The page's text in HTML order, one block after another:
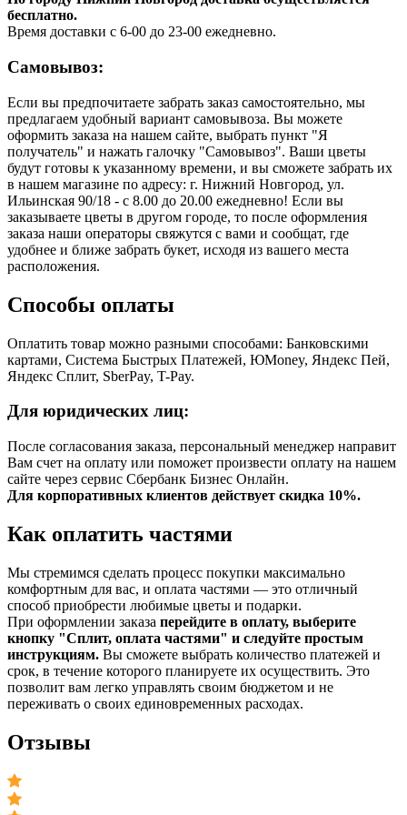
бесплатно.
Время доставки с 6-00 до 23-00 ежедневно.
Самовывоз:
Если вы предпочитаете забрать заказ самостоятельно, мы
предлагаем удобный вариант самовывоза. Вы можете
оформить заказа на нашем сайте, выбрать пункт "Я
получатель" и нажать галочку "Самовывоз". Ваши цветы
будут готовы к указанному времени, и вы сможете забрать их
в нашем магазине по адресу: г. Нижний Новгород, ул.
Ильинская 90/18 - с 8.00 до 20.00 ежедневно! Если вы
заказываете цветы в другом городе, то после оформления
заказа наши операторы свяжутся с вами и сообщат, где
удобнее и ближе забрать букет, исходя из вашего места
расположения.
Способы оплаты
Оплатить товар можно разными способами: Банковскими
картами, Система Быстрых Платежей, ЮMoney, Яндекс Пей,
Яндекс Сплит, SberPay, T-Pay.
Для юридических лиц:
После согласования заказа, персональный менеджер направит
Вам счет на оплату или поможет произвести оплату на нашем
сайте через сервис Сбербанк Бизнес Онлайн.
Для корпоративных клиентов действует скидка 10%.
Как оплатить частями
Мы стремимся сделать процесс покупки максимально
комфортным для вас, и оплата частями — это отличный
способ приобрести любимые цветы и подарки.
При оформлении заказа перейдите в оплату, выберите
кнопку "Сплит, оплата частями" и следуйте простым
инструкциям. Вы сможете выбрать количество платежей и
срок, в течение которого планируете их осуществить. Это
позволит вам легко управлять своим бюджетом и не
переживать о своих единовременных расходах.
Отзывы